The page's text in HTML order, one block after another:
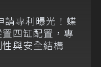
請專利曝光！蝶
四缸配置，專
與安全結構